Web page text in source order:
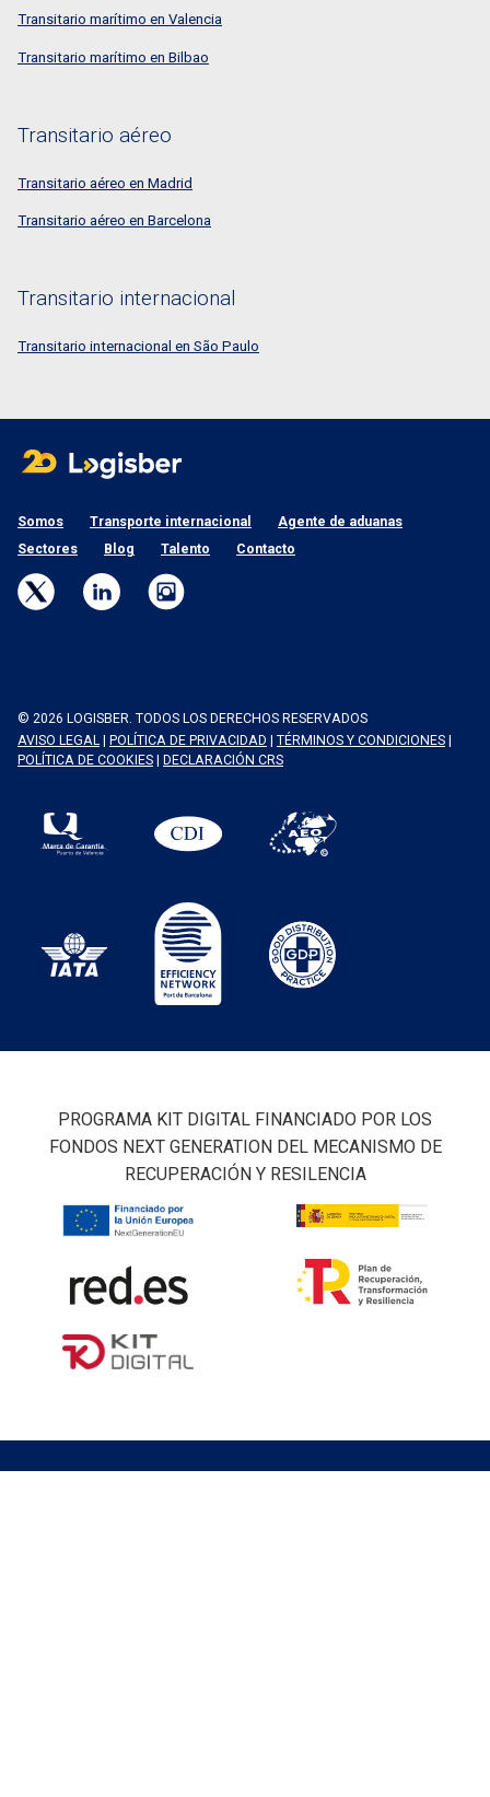
Transitario marítimo en Valencia
Transitario marítimo en Bilbao
Transitario aéreo
Transitario aéreo en Madrid
Transitario aéreo en Barcelona
Transitario internacional
Transitario internacional en São Paulo
Somos Transporte internacional
Agente de aduanas
Sectores
Blog Talento Contacto
© 2026 LOGISBER. TODOS LOS DERECHOS RESERVADOS
AVISO LEGAL | POLÍTICA DE PRIVACIDAD | TÉRMINOS Y CONDICIONES |
POLÍTICA DE COOKIES | DECLARACIÓN CRS
PROGRAMA KIT DIGITAL FINANCIADO POR LOS
FONDOS NEXT GENERATION DEL MECANISMO DE
RECUPERACIÓN Y RESILENCIA